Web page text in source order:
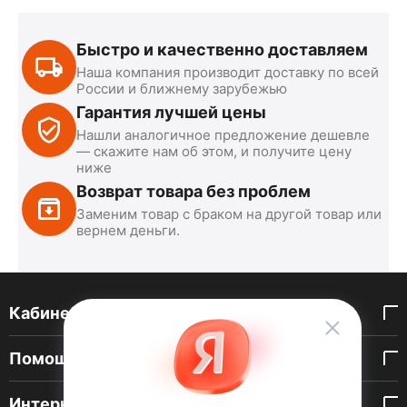
Быстро и качественно доставляем
Наша компания производит доставку по всей
России и ближнему зарубежью
Гарантия лучшей цены
Нашли аналогичное предложение дешевле
— скажите нам об этом, и получите цену
ниже
Возврат товара без проблем
Заменим товар с браком на другой товар или
вернем деньги.
Кабинет покупателя
Помощь покупателю